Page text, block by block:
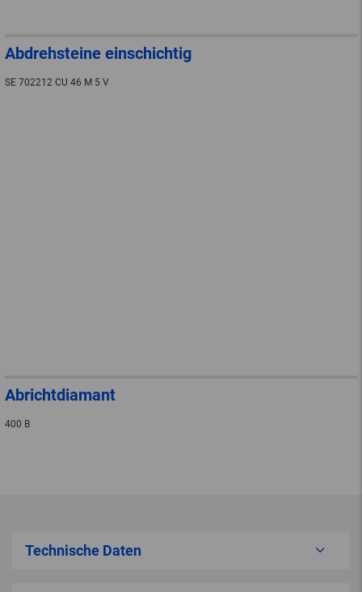
Abdrehsteine einschichtig
SE 702212 CU 46 M 5 V
Abrichtdiamant
400 B
Technische Daten